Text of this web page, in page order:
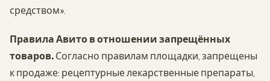
средством».
Правила Авито в отношении запрещённых
товаров. Согласно правилам площадки, запрещены
к продаже: рецептурные лекарственные препараты,